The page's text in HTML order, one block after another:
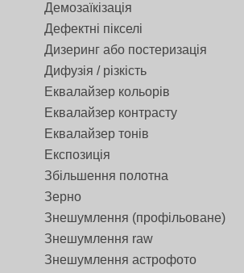
Демозаїкізація
Дефектні пікселі
Дизеринг або постеризація
Дифузія / різкість
Еквалайзер кольорів
Еквалайзер контрасту
Еквалайзер тонів
Експозиція
Збільшення полотна
Зерно
Знешумлення (профільоване)
Знешумлення raw
Знешумлення астрофото